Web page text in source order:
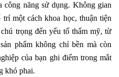
năng sử dụng. Không gian
một cách khoa học, thuận tiện
trọng đến yếu tố thẩm mỹ, từ
phẩm không chỉ bền mà còn
của bạn ghi điểm trong mắt
khó phai.